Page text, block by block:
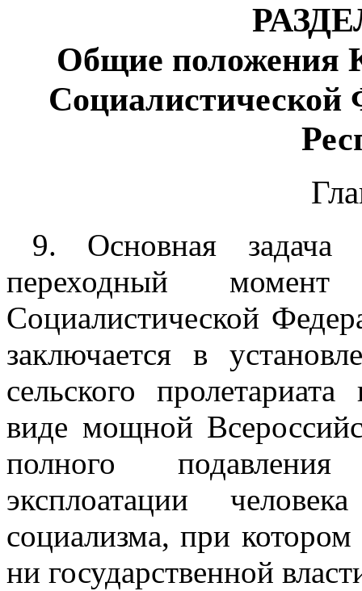
Общие положения
Социалистической
9. Основная задача
переходный момент
Социалистической
заключается в
сельского
виде мощной
полного
эксплоатации
социализма, при
ни государственной